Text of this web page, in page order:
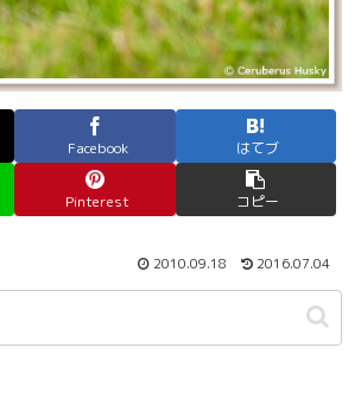
Facebook はてブ
Pinterest コピー
2010.09.18 2016.07.04